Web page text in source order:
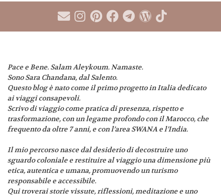
Pace e Bene. Salam Aleykoum. Namaste.
Sono Sara Chandana, dal Salento.
Questo blog è nato come il primo progetto in Italia dedicato
ai viaggi consapevoli.
Scrivo di viaggio come pratica di presenza, rispetto e
trasformazione, con un legame profondo con il Marocco, che
frequento da oltre 7 anni, e con l’area SWANA e l’India.
Il mio percorso nasce dal desiderio di decostruire uno
sguardo coloniale e restituire al viaggio una dimensione più
etica, autentica e umana, promuovendo un turismo
responsabile e accessibile.
Qui troverai storie vissute, riflessioni, meditazione e uno